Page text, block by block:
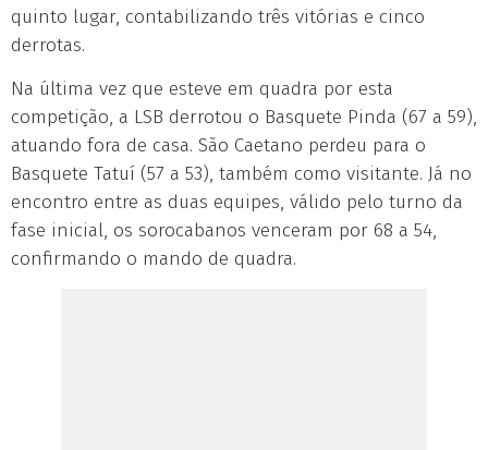
quinto lugar, contabilizando três vitórias e cinco
derrotas.
Na última vez que esteve em quadra por esta
competição, a LSB derrotou o Basquete Pinda (67 a 59),
atuando fora de casa. São Caetano perdeu para o
Basquete Tatuí (57 a 53), também como visitante. Já no
encontro entre as duas equipes, válido pelo turno da
fase inicial, os sorocabanos venceram por 68 a 54,
confirmando o mando de quadra.